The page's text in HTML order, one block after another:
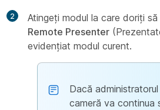
2 Atingeți modul la care doriți
Remote Presenter
evidențiat modul curent.
Dacă
cameră va continua